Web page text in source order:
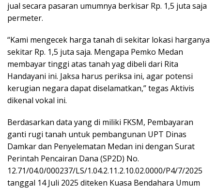
jual secara pasaran umumnya berkisar Rp. 1,5 juta saja
permeter.
“Kami mengecek harga tanah di sekitar lokasi harganya
sekitar Rp. 1,5 juta saja. Mengapa Pemko Medan
membayar tinggi atas tanah yag dibeli dari Rita
Handayani ini. Jaksa harus periksa ini, agar potensi
kerugian negara dapat diselamatkan,” tegas Aktivis
dikenal vokal ini.
Berdasarkan data yang di miliki FKSM, Pembayaran
ganti rugi tanah untuk pembangunan UPT Dinas
Damkar dan Penyelematan Medan ini dengan Surat
Perintah Pencairan Dana (SP2D) No.
12.71/04.0/000237/LS/1.04.2.11.2.10.02.0000/P4/7/2025
tanggal 14 Juli 2025 diteken Kuasa Bendahara Umum